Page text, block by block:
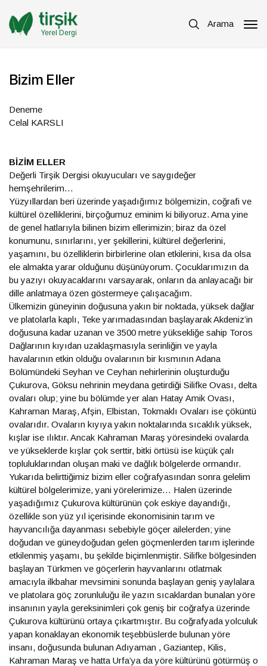
Yerel Dergi
Arama
Bizim Eller
Deneme
Celal KARSLI
BİZİM ELLER
Değerli Tirşik Dergisi okuyucuları ve saygıdeğer
hemşehrilerim…
Yüzyıllardan beri üzerinde yaşadığımız bölgemizin, coğrafi ve
kültürel özelliklerini, birçoğumuz eminim ki biliyoruz. Ama yine
de genel hatlarıyla bilinen bizim ellerimizin; biraz da özel
konumunu, sınırlarını, yer şekillerini, kültürel değerlerini,
yaşamını, bu özelliklerin birbirlerine olan etkilerini, kısa da olsa
ele almakta yarar olduğunu düşünüyorum. Çocuklarımızın da
bu yazıyı okuyacaklarını varsayarak, onların da anlayacağı bir
dille anlatmaya özen göstermeye çalışacağım.
Ülkemizin güneyinin doğusuna yakın bir noktada, yüksek dağlar
ve platolarla kaplı, Teke yarımadasından başlayarak Akdeniz’in
doğusuna kadar uzanan ve 3500 metre yüksekliğe sahip Toros
Dağlarının kıyıdan uzaklaşmasıyla serinliğin ve yayla
havalarının etkin olduğu ovalarının bir kısmının Adana
Bölümündeki Seyhan ve Ceyhan nehirlerinin oluşturduğu
Çukurova, Göksu nehrinin meydana getirdiği Silifke Ovası, delta
ovaları olup; yine bu bölümde yer alan Hatay Amik Ovası,
Kahraman Maraş, Afşin, Elbistan, Tokmaklı Ovaları ise çöküntü
ovalarıdır. Ovaların kıyıya yakın noktalarında sıcaklık yüksek,
kışlar ise ılıktır. Ancak Kahraman Maraş yöresindeki ovalarda
ve yükseklerde kışlar çok serttir, bitki örtüsü ise küçük çalı
topluluklarından oluşan maki ve dağlık bölgelerde ormandır.
Yukarıda belirttiğimiz bizim eller coğrafyasından sonra gelelim
kültürel bölgelerimize, yani yörelerimize… Halen üzerinde
yaşadığımız Çukurova kültürünün çok eskiye dayandığı,
özellikle son yüz yıl içerisinde ekonomisinin tarım ve
hayvancılığa dayanması sebebiyle göçer ailelerden; yine
doğudan ve güneydoğudan gelen göçmenlerden tarım işlerinde
etkilenmiş yaşamı, bu şekilde biçimlenmiştir. Silifke bölgesinden
başlayan Türkmen ve göçerlerin hayvanlarını otlatmak
amacıyla ilkbahar mevsimini sonunda başlayan geniş yaylalara
ve platolara göç zorunluluğu ile yazın sıcaklardan bunalan yöre
insanının yayla gereksinimleri çok geniş bir coğrafya üzerinde
Çukurova kültürünü ortaya çıkartmıştır. Bu coğrafyada yolculuk
yapan konaklayan ekonomik teşebbüslerde bulunan yöre
insanı, doğusunda bulunan Adıyaman , Gaziantep, Kilis,
Kahraman Maraş ve hatta Urfa’ya da yöre kültürünü götürmüş o